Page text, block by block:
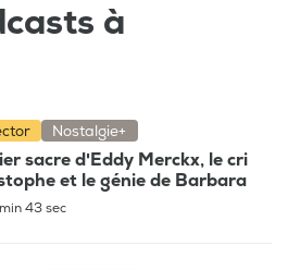
à
Nostalgie+
sacre d'Eddy Merckx, le cri
et le génie de Barbara
43 sec